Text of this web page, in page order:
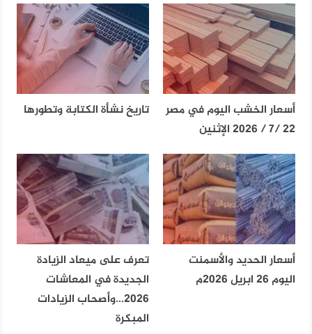
أسعار الخشب اليوم في مصر
22 /7 / 2026 الإثنين
تاريخ نشأة الكتابة وتطورها
أسعار الحديد والأسمنت
اليوم 26 ابريل 2026م
تعرف على ميعاد الزيادة
الجديدة في المعاشات
2026…وأصحاب الزيادات
المبكرة